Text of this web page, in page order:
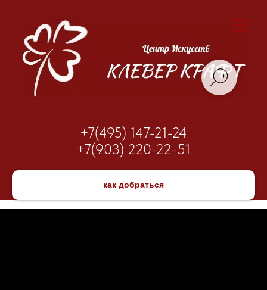
+7(495) 147-21-24
+7(903) 220-22-51
как добраться